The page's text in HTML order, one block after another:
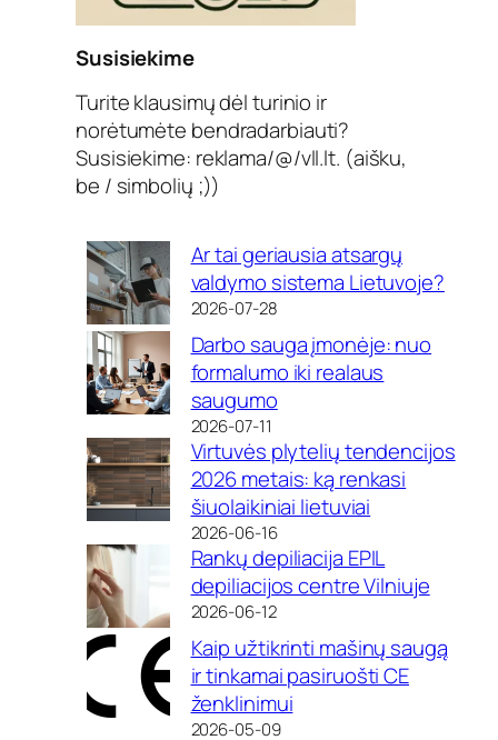
Susisiekime
Turite klausimų dėl turinio ir
norėtumėte bendradarbiauti?
Susisiekime: reklama/@/vll.lt. (aišku,
be / simbolių ;))
Ar tai geriausia atsargų
valdymo sistema Lietuvoje?
2026-07-28
Darbo sauga įmonėje: nuo
formalumo iki realaus
saugumo
2026-07-11
Virtuvės plytelių tendencijos
2026 metais: ką renkasi
šiuolaikiniai lietuviai
2026-06-16
Rankų depiliacija EPIL
depiliacijos centre Vilniuje
2026-06-12
Kaip užtikrinti mašinų saugą
ir tinkamai pasiruošti CE
ženklinimui
2026-05-09